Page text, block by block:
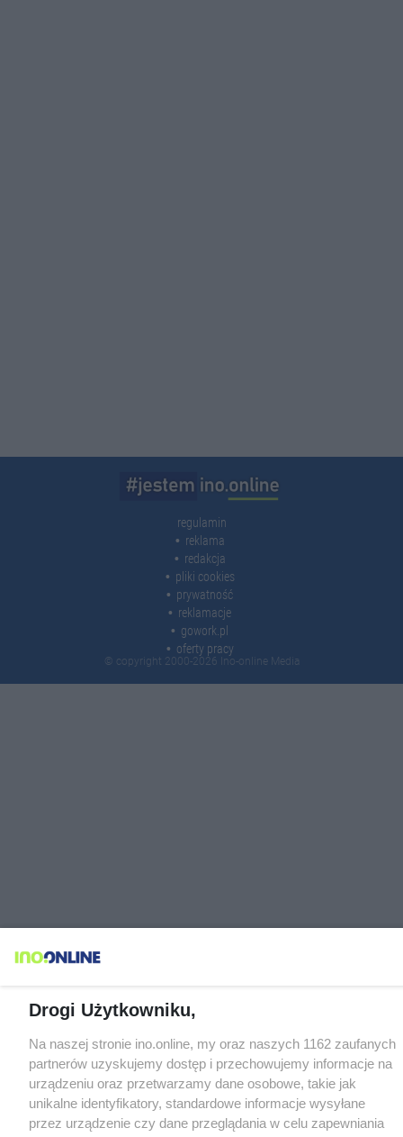
regulamin
reklama
redakcja
pliki cookies
prywatność
reklamacje
gowork.pl
oferty pracy
© copyright 2000-2026 Ino-online Media
Drogi Użytkowniku,
Na naszej stronie ino.online, my oraz naszych 1162 zaufanych
partnerów uzyskujemy dostęp i przechowujemy informacje na
urządzeniu oraz przetwarzamy dane osobowe, takie jak
unikalne identyfikatory, standardowe informacje wysyłane
przez urządzenie czy dane przeglądania w celu zapewniania